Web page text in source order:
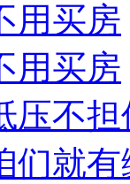
用买房
用买房
压不
们就有